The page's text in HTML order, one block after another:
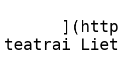
teatrai